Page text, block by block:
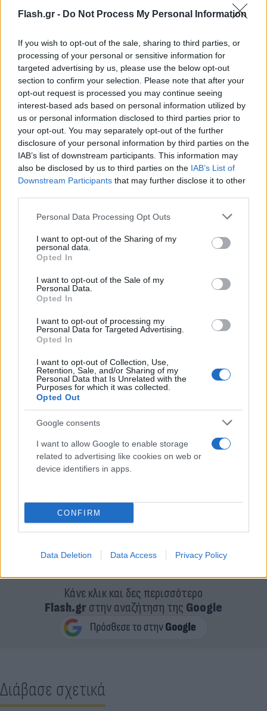
Flash.gr - Do Not Process My Personal Information
If you wish to opt-out of the sale, sharing to third parties, or
processing of your personal or sensitive information for
targeted advertising by us, please use the below opt-out
section to confirm your selection. Please note that after your
opt-out request is processed you may continue seeing
interest-based ads based on personal information utilized by
us or personal information disclosed to third parties prior to
your opt-out. You may separately opt-out of the further
disclosure of your personal information by third parties on the
IAB’s list of downstream participants. This information may
also be disclosed by us to third parties on the IAB’s List of
Downstream Participants that may further disclose it to other
Please note that this website/app uses one or more Google
not limited to your visit or usage behaviour. You may click to
grant or deny consent to Google and its third-party tags to
use your data for below specified purposes in below Google
consent section.
Personal Data Processing Opt Outs
I want to opt-out of the Sharing of my
personal data.
Opted In
I want to opt-out of the Sale of my
Personal Data.
Opted In
I want to opt-out of processing my
Personal Data for Targeted Advertising.
Opted In
I want to opt-out of Collection, Use,
Retention, Sale, and/or Sharing of my
Personal Data that Is Unrelated with the
Purposes for which it was collected.
Opted Out
Google consents
I want to allow Google to enable storage
related to advertising like cookies on web or
device identifiers in apps.
CONFIRM
Data Deletion Data Access Privacy Policy
«Δεν θα συνεργαζόμουν με κάποιον που θίγει την
ανθρώπινη ελευθερία» υποστήριξε ωστόσο η Έλενα
Μαυρίδου τονίζοντας ότι αναφέρεται σε
περιπτώσεις που αφορούν γεγονότα και όχι φήμες.
Κάνε κλικ και δες περισσότερο
Flash.grστην αναζήτηση της Google
Διάβασε σχετικά